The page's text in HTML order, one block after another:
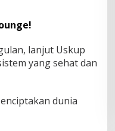
lanjut Uskup
yang sehat dan
dunia